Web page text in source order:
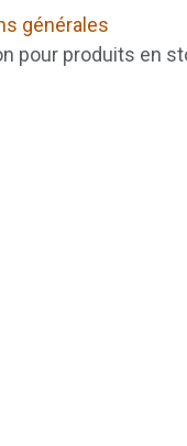
générales
pour produits en